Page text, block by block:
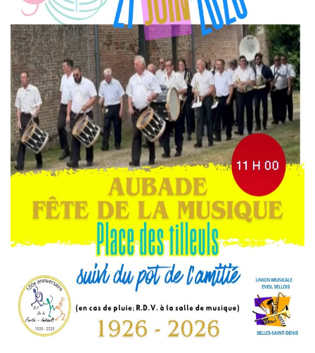
SERVICE PUBLIC
SMICTOM
MÉTÉO France
CHASSE ET PÊCHE
LOGEMENT
COMMUNAUTÉ DE COMMUNES
JUMELAGE
INFO ENEDIS
MES INFOS ÉLECTORALES
CONSEIL MUNICIPAL